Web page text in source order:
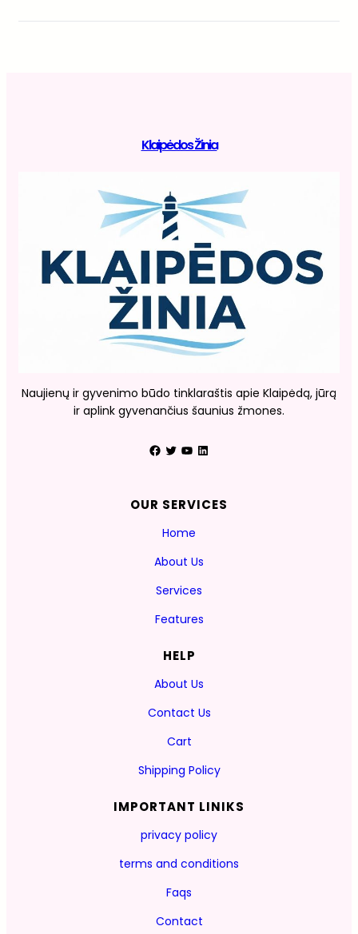
Klaipėdos Žinia
Naujienų ir gyvenimo būdo tinklaraštis apie Klaipėdą, jūrą
ir aplink gyvenančius šaunius žmones.
Facebook Twitter YouTube LinkedIn
OUR SERVICES
Home
About Us
Services
Features
HELP
About Us
Contact Us
Cart
Shipping Policy
IMPORTANT LINIKS
privacy policy
terms and conditions
Faqs
Contact